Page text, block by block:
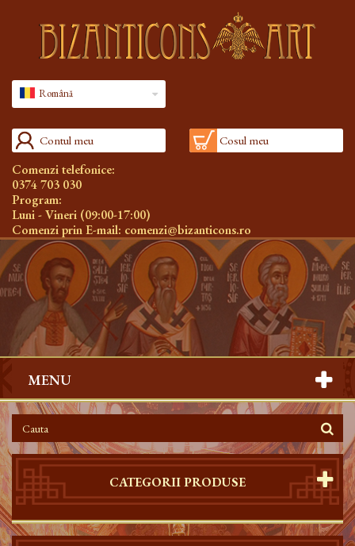
Română
Contul meu Cosul meu
Comenzi telefonice:
0374 703 030
Program:
Luni - Vineri (09:00-17:00)
Comenzi prin E-mail: comenzi@bizanticons.ro
MENU
CATEGORII PRODUSE